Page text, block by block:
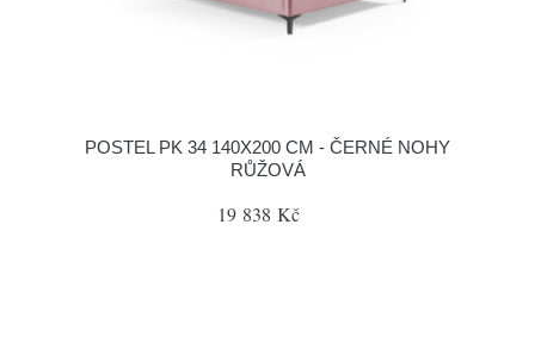
POSTEL PK 34 140X200 CM - ČERNÉ NOHY
RŮŽOVÁ
19 838 Kč